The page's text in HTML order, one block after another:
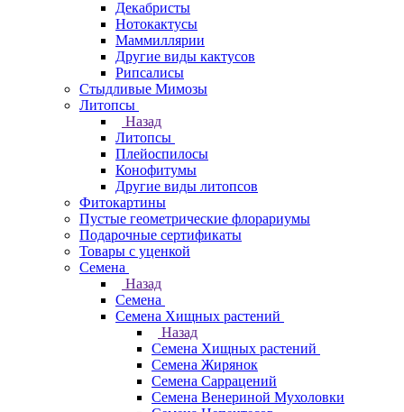
Декабристы
Нотокактусы
Маммиллярии
Другие виды кактусов
Рипсалисы
Стыдливые Мимозы
Литопсы
Назад
Литопсы
Плейоспилосы
Конофитумы
Другие виды литопсов
Фитокартины
Пустые геометрические флорариумы
Подарочные сертификаты
Товары с уценкой
Семена
Назад
Семена
Семена Хищных растений
Назад
Семена Хищных растений
Семена Жирянок
Семена Саррацений
Семена Венериной Мухоловки